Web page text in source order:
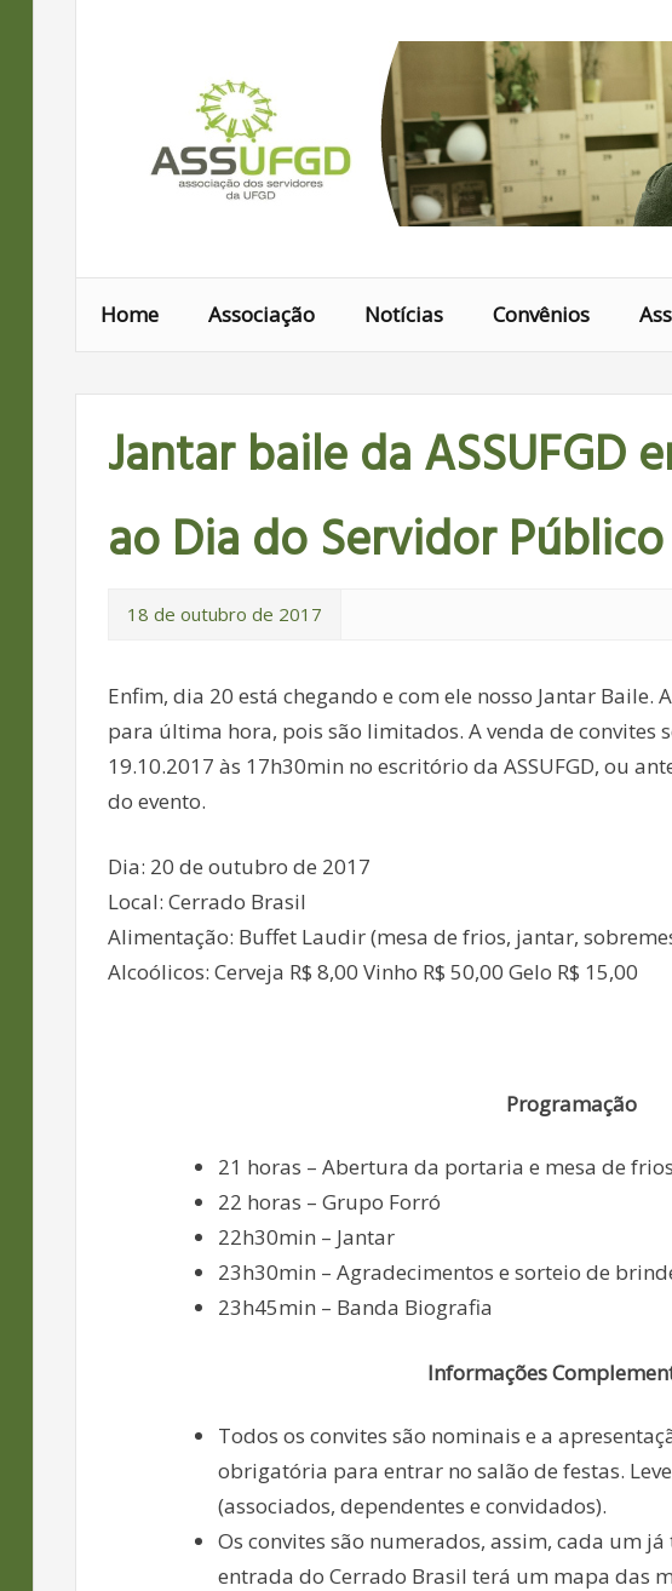
Home Associação Notícias Convênios
Jantar baile da ASSUFGD
ao Dia do Servidor Público
18 de outubro de 2017
Enfim, dia 20 está chegando e com ele nosso Jantar Baile.
para última hora, pois são limitados. A venda de convites
19.10.2017 às 17h30min no escritório da ASSUFGD, ou
do evento.
Dia: 20 de outubro de 2017
Local: Cerrado Brasil
Alimentação: Buffet Laudir (mesa de frios, jantar,
Alcoólicos: Cerveja R$ 8,00 Vinho R$ 50,00 Gelo R$ 15,00
Programação
21 horas – Abertura da portaria e mesa de
22 horas – Grupo Forró
22h30min – Jantar
23h30min – Agradecimentos e sorteio de
23h45min – Banda Biografia
Informações
Todos os convites são nominais e a
obrigatória para entrar no salão de festas.
(associados, dependentes e convidados).
Os convites são numerados, assim, cada um
entrada do Cerrado Brasil terá um mapa das